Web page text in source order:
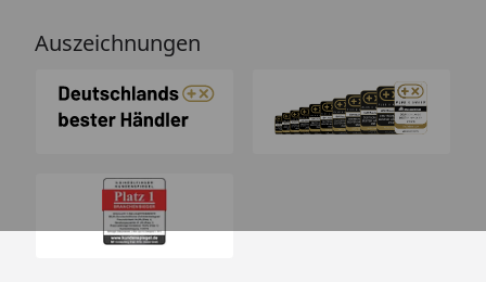
Auszeichnungen